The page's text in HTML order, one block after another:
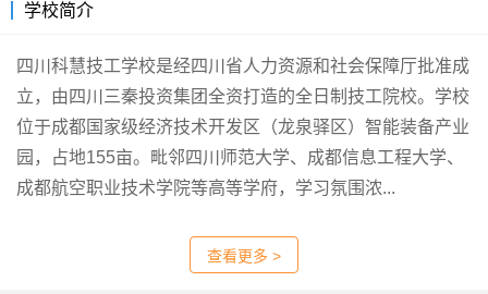
学校简介
四川科慧技工学校是经四川省人力资源和社会保障厅批准成
立，由四川三秦投资集团全资打造的全日制技工院校。学校
位于成都国家级经济技术开发区（龙泉驿区）智能装备产业
园，占地155亩。毗邻四川师范大学、成都信息工程大学、
成都航空职业技术学院等高等学府，学习氛围浓...
查看更多 >